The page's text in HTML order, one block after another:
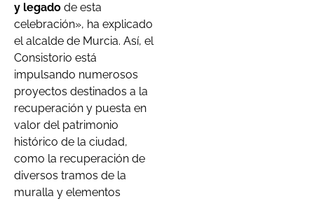
y legado de esta
celebración», ha explicado
el alcalde de Murcia. Así, el
Consistorio está
impulsando numerosos
proyectos destinados a la
recuperación y puesta en
valor del patrimonio
histórico de la ciudad,
como la recuperación de
diversos tramos de la
muralla y elementos